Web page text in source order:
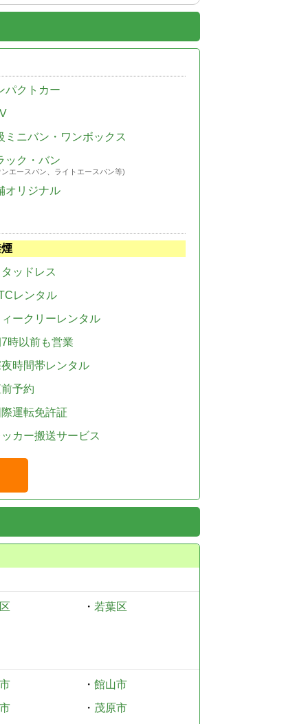
パクトカー
ミニバン・ワンボックス
ック・バン
エースバン、ライトエースバン等)
オリジナル
ッドレス
レンタル
ークリーレンタル
時以前も営業
時間帯レンタル
予約
運転免許証
カー搬送サービス
・ 若葉区
・ 館山市
・ 茂原市